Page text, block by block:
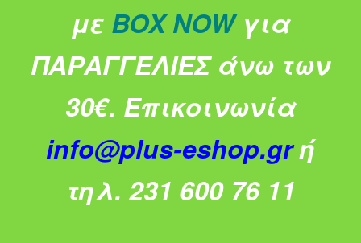
με BOX NOW για
ΠΑΡΑΓΓΕΛΙΕΣ άνω των
30€. Επικοινωνία
info@plus-eshop.grή
τηλ. 231 600 76 11